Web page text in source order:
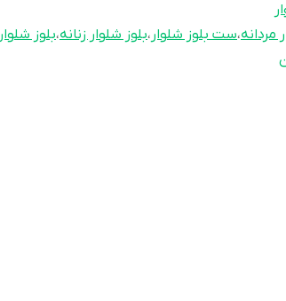
مردانه،ست بلوز شلوار ،بلوز شلوار زنانه،بلوز شلوار